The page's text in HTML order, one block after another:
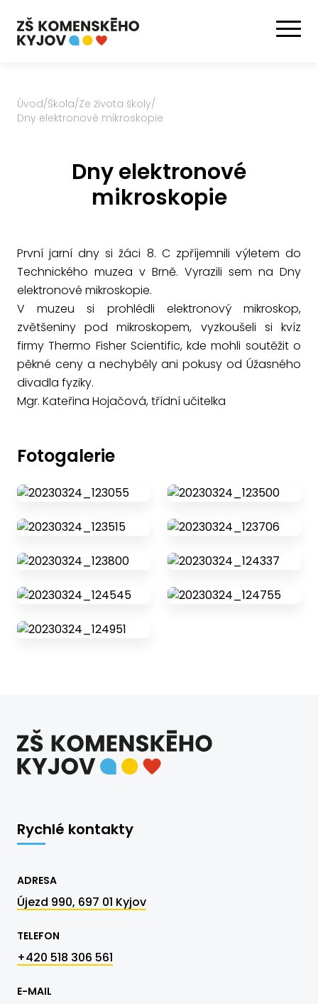
Úvod/Škola/Ze života školy/
Dny elektronové mikroskopie
Dny elektronové
mikroskopie
První jarní dny si žáci 8. C zpříjemnili výletem do
Technického muzea v Brně. Vyrazili sem na Dny
elektronové mikroskopie.
V muzeu si prohlédli elektronový mikroskop,
zvětšeniny pod mikroskopem, vyzkoušeli si kvíz
firmy Thermo Fisher Scientific, kde mohli soutěžit o
pěkné ceny a nechyběly ani pokusy od Úžasného
divadla fyziky.
Mgr. Kateřina Hojačová, třídní učitelka
Fotogalerie
Rychlé kontakty
ADRESA
Újezd 990, 697 01 Kyjov
TELEFON
+420 518 306 561
E-MAIL